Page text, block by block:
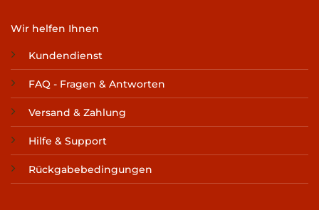
Wir helfen Ihnen
Kundendienst
FAQ - Fragen & Antworten
Versand & Zahlung
Hilfe & Support
Rückgabebedingungen